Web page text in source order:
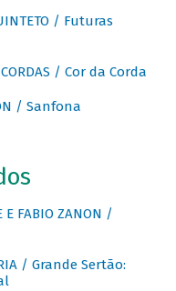
/ Futuras
CORDAS / Cor da Corda
/ Sanfona
E FABIO ZANON /
/ Grande Sertão: